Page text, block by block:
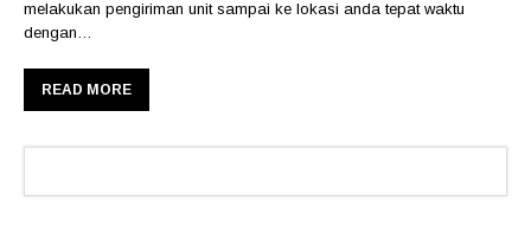
melakukan pengiriman unit sampai ke lokasi anda tepat waktu
dengan…
READ MORE